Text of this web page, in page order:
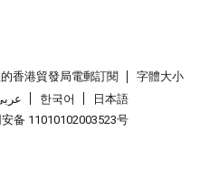
香港貿發局電郵訂閱
字體大小
한국어
日本語
备 11010102003523号